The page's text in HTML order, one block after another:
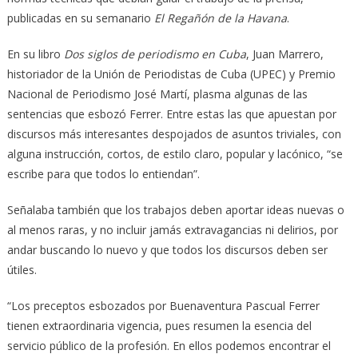
publicadas en su semanario El Regañón de la Havana.
En su libro Dos siglos de periodismo en Cuba, Juan Marrero,
historiador de la Unión de Periodistas de Cuba (UPEC) y Premio
Nacional de Periodismo José Martí, plasma algunas de las
sentencias que esbozó Ferrer. Entre estas las que apuestan por
discursos más interesantes despojados de asuntos triviales, con
alguna instrucción, cortos, de estilo claro, popular y lacónico, “se
escribe para que todos lo entiendan”.
Señalaba también que los trabajos deben aportar ideas nuevas o
al menos raras, y no incluir jamás extravagancias ni delirios, por
andar buscando lo nuevo y que todos los discursos deben ser
útiles.
“Los preceptos esbozados por Buenaventura Pascual Ferrer
tienen extraordinaria vigencia, pues resumen la esencia del
servicio público de la profesión. En ellos podemos encontrar el